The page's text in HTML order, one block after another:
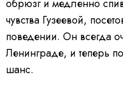
обрюзг и медленно
чувства Гузеевой,
поведении. Он всегда
Ленинграде, и теперь
шанс.